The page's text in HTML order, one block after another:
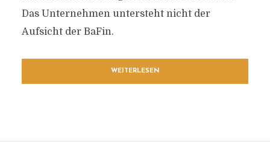
Das Unternehmen untersteht nicht der
Aufsicht der BaFin.
WEITERLESEN